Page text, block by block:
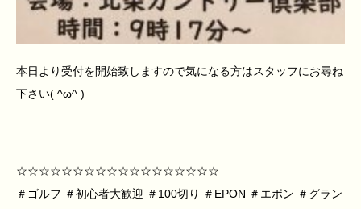
本日より受付を開始致しますので気になる方はスタッフにお尋ね
下さい( ^ω^ )
☆☆☆☆☆☆☆☆☆☆☆☆☆☆☆☆☆☆
＃ゴルフ ＃初心者大歓迎 ＃100切り ＃EPON ＃エポン ＃グラン